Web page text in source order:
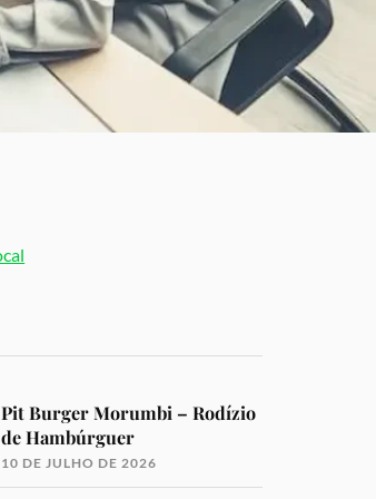
Pit Burger Morumbi – Rodízio
de Hambúrguer
10 DE JULHO DE 2026